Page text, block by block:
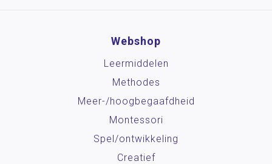
Webshop
Leermiddelen
Methodes
Meer-/hoog­begaafdheid
Montessori
Spel/ontwikkeling
Creatief